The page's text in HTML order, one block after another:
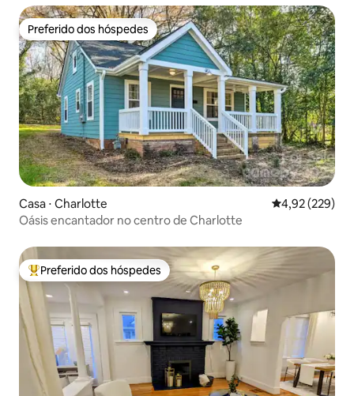
Preferido dos hóspedes
Preferido dos hóspedes
Casa ⋅ Charlotte 4,92 de uma
4,92 (229)
Oásis encantador no centro de Charlotte
Entre os melhores preferidos dos hóspedes
Preferido dos hóspedes